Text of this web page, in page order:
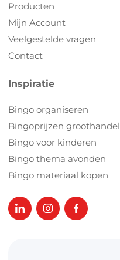
Producten
Mijn Account
Veelgestelde vragen
Contact
Inspiratie
Bingo organiseren
Bingoprijzen groothandel
Bingo voor kinderen
Bingo thema avonden
Bingo materiaal kopen